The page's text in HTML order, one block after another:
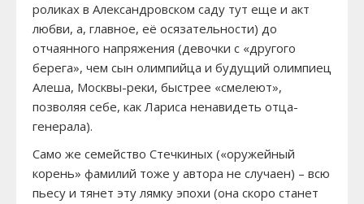
роликах в Александровском саду тут еще и акт
любви, а, главное, её осязательности) до
отчаянного напряжения (девочки с «другого
берега», чем сын олимпийца и будущий олимпиец
Алеша, Москвы-реки, быстрее «смелеют»,
позволяя себе, как Лариса ненавидеть отца-
генерала).
Само же семейство Стечкиных («оружейный
корень» фамилий тоже у автора не случаен) – всю
пьесу и тянет эту лямку эпохи (она скоро станет